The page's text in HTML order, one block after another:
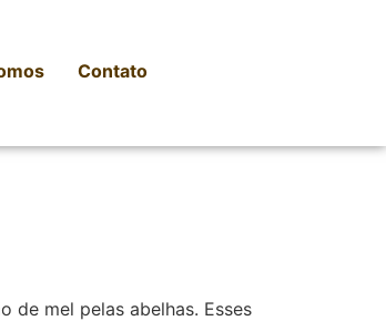
Contato
de mel pelas abelhas. Esses